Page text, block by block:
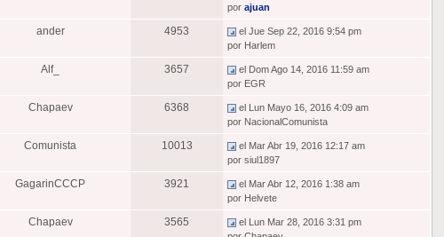
porajuan
ander 4953
el Jue Sep 22, 2016 9:54 pm
por Harlem
Alf_ 3657
el Dom Ago 14, 2016 11:59 am
por EGR
Chapaev 6368
el Lun Mayo 16, 2016 4:09 am
por NacionalComunista
Comunista 10013
el Mar Abr 19, 2016 12:17 am
por siul1897
GagarinCCCP 3921
el Mar Abr 12, 2016 1:38 am
por Helvete
Chapaev 3565
el Lun Mar 28, 2016 3:31 pm